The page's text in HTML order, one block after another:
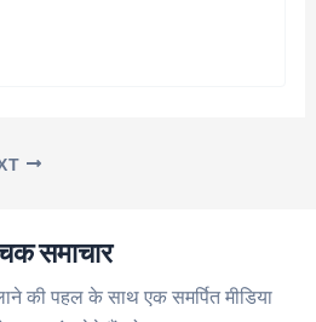
समाचार
की पहल के साथ एक समर्पित मीडिया